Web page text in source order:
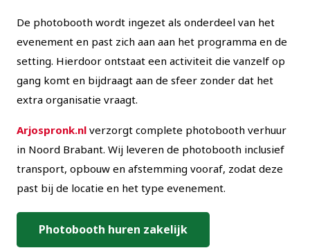
De photobooth wordt ingezet als onderdeel van het
evenement en past zich aan aan het programma en de
setting. Hierdoor ontstaat een activiteit die vanzelf op
gang komt en bijdraagt aan de sfeer zonder dat het
extra organisatie vraagt.
Arjospronk.nl verzorgt complete photobooth verhuur
in Noord Brabant. Wij leveren de photobooth inclusief
transport, opbouw en afstemming vooraf, zodat deze
past bij de locatie en het type evenement.
Photobooth huren zakelijk